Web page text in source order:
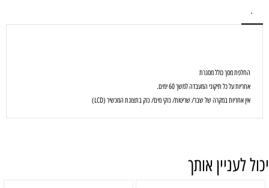
.
החלפת מסך כולל מסגרת
אחריות על כל תיקוני המעבדה למשך 60 ימים.
אין אחריות במקרה של שבר/ שריטות/ נזקי מים/ נזק בתצוגת המכשיר (LCD)
יכול לעניין אותך